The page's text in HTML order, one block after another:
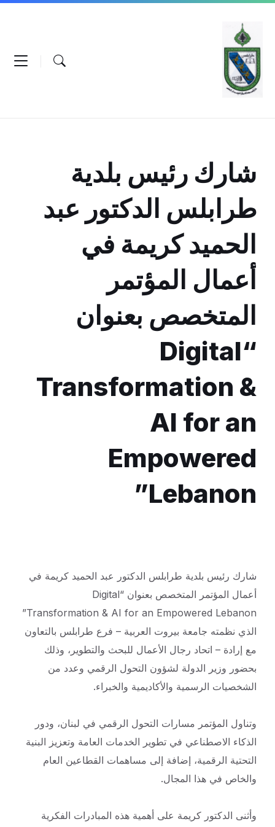
Skip
content
Skip
navigation
Skip
شارك رئيس بلدية
طرابلس الدكتور عبد
الحميد كريمة في
أعمال المؤتمر
المتخصص بعنوان
“Digital
Transformation &
AI for an
Empowered
Lebanon”
شارك رئيس بلدية طرابلس الدكتور عبد الحميد كريمة في
أعمال المؤتمر المتخصص بعنوان “Digital
Transformation & AI for an Empowered Lebanon”
الذي نظمته جامعة بيروت العربية – فرع طرابلس بالتعاون
مع إرادة – اتحاد رجال الأعمال للبحث والتطوير، وذلك
بحضور وزير الدولة لشؤون التحول الرقمي وعدد من
الشخصيات الرسمية والأكاديمية والخبراء.
وتناول المؤتمر مسارات التحول الرقمي في لبنان، ودور
الذكاء الاصطناعي في تطوير الخدمات العامة وتعزيز البنية
التحتية الرقمية، إضافة إلى مساهمات القطاعين العام
والخاص في هذا المجال.
وأثنى الدكتور كريمة على أهمية هذه المبادرات الفكرية